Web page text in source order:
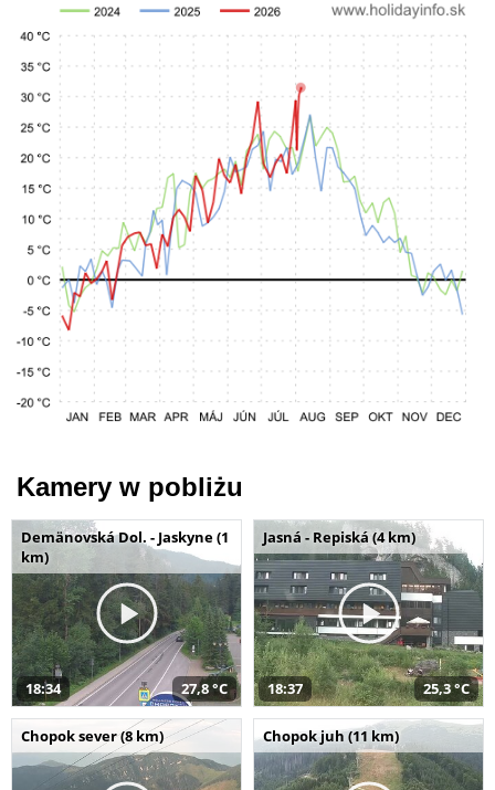
Kamery w pobliżu
Demänovská Dol. - Jaskyne (1
km)
18:34 27,8 °C
Jasná - Repiská (4 km)
18:37 25,3 °C
Chopok sever (8 km) Chopok juh (11 km)